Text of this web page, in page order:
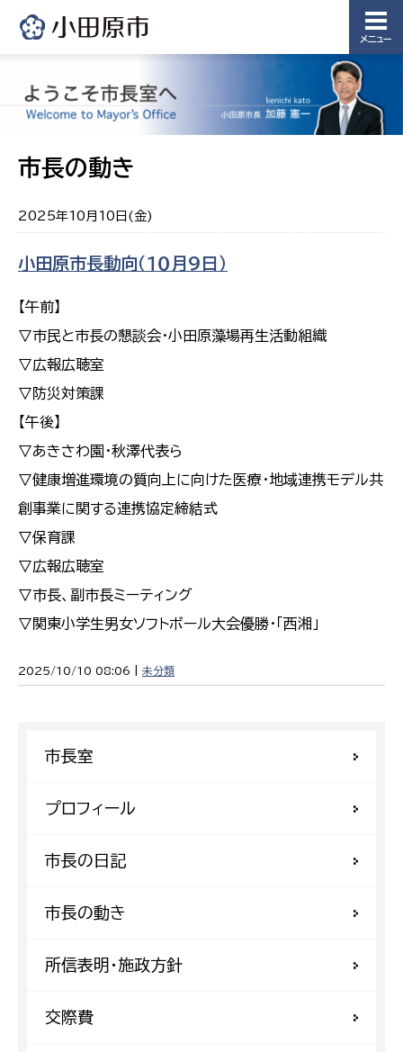
メニュー
市長の動き
2025年10月10日(金)
小田原市長動向（１０月９日）
【午前】
▽市民と市長の懇談会・小田原藻場再生活動組織
▽広報広聴室
▽防災対策課
【午後】
▽あきさわ園・秋澤代表ら
▽健康増進環境の質向上に向けた医療・地域連携モデル共
創事業に関する連携協定締結式
▽保育課
▽広報広聴室
▽市長、副市長ミーティング
▽関東小学生男女ソフトボール大会優勝・「西湘」
2025/10/10 08:06 | 未分類
市長室
プロフィール
市長の日記
市長の動き
所信表明・施政方針
交際費